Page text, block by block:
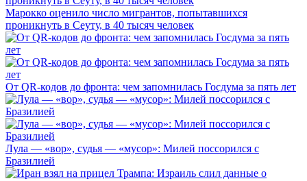
Марокко оценило число мигрантов, попытавшихся
проникнуть в Сеуту, в 40 тысяч человек
От QR-кодов до фронта: чем запомнилась Госдума за пять лет
Лула — «вор», судья — «мусор»: Милей поссорился с
Бразилией